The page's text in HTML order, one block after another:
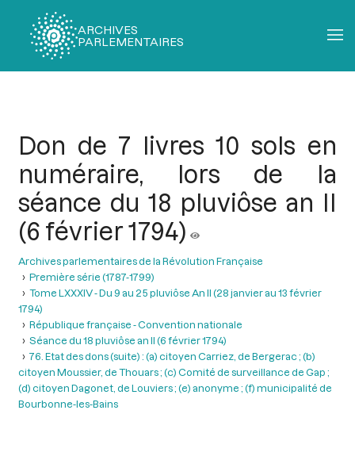
ARCHIVES
PARLEMENTAIRES
Don de 7 livres 10 sols en
numéraire, lors de la
séance du 18 pluviôse an II
(6 février 1794)
Archives parlementaires de la Révolution Française
Première série (1787-1799)
Tome LXXXIV - Du 9 au 25 pluviôse An II (28 janvier au 13 février
1794)
République française - Convention nationale
Séance du 18 pluviôse an II (6 février 1794)
76. Etat des dons (suite) : (a) citoyen Carriez, de Bergerac ; (b)
citoyen Moussier, de Thouars ; (c) Comité de surveillance de Gap ;
(d) citoyen Dagonet, de Louviers ; (e) anonyme ; (f) municipalité de
Bourbonne-les-Bains